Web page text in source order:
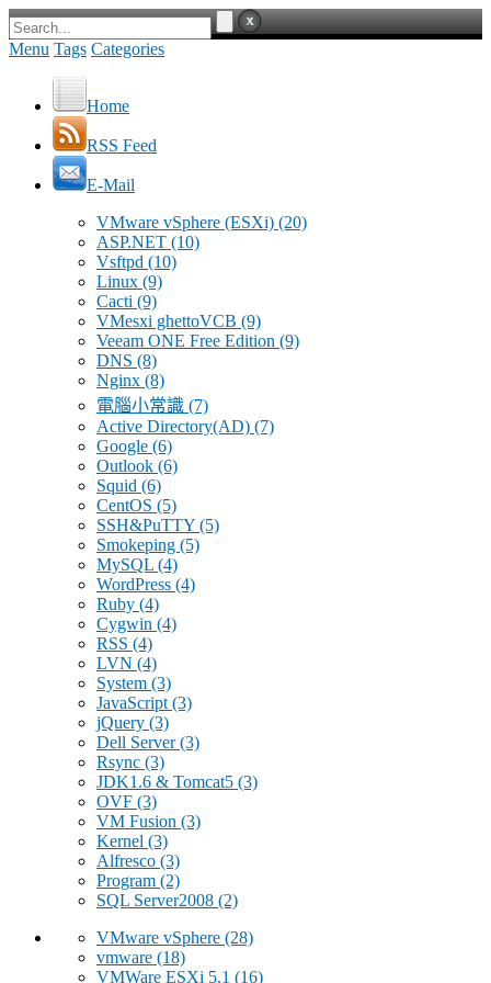
Menu Tags Categories
Home
RSS Feed
E-Mail
VMware vSphere (ESXi) (20)
ASP.NET (10)
Vsftpd (10)
Linux (9)
Cacti (9)
VMesxi ghettoVCB (9)
Veeam ONE Free Edition (9)
DNS (8)
Nginx (8)
電腦小常識 (7)
Active Directory(AD) (7)
Google (6)
Outlook (6)
Squid (6)
CentOS (5)
SSH&PuTTY (5)
Smokeping (5)
MySQL (4)
WordPress (4)
Ruby (4)
Cygwin (4)
RSS (4)
LVN (4)
System (3)
JavaScript (3)
jQuery (3)
Dell Server(3)
Rsync (3)
JDK1.6 & Tomcat5 (3)
OVF (3)
VM Fusion (3)
Kernel (3)
Alfresco (3)
Program (2)
SQL Server2008 (2)
VMware vSphere (28)
vmware (18)
VMWare ESXi 5.1 (16)